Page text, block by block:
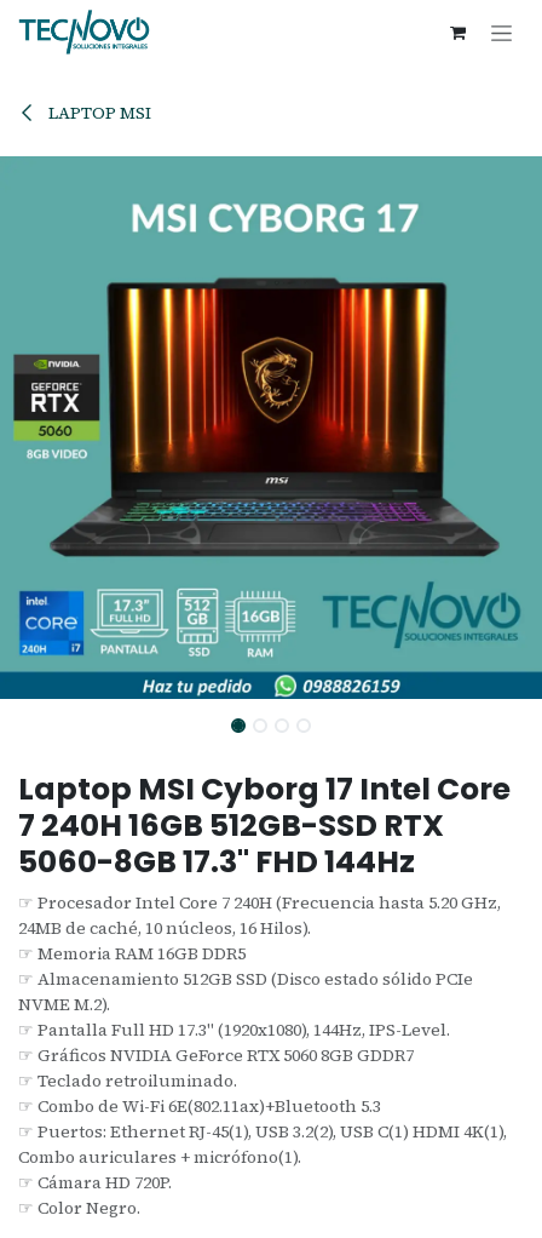
Ir al contenido
LAPTOP MSI
Laptop MSI Cyborg 17 Intel Core
7 240H 16GB 512GB-SSD RTX
5060-8GB 17.3" FHD 144Hz
☞ Procesador Intel Core 7 240H (Frecuencia hasta 5.20 GHz,
24MB de caché, 10 núcleos, 16 Hilos).
☞ Memoria RAM 16GB DDR5
☞ Almacenamiento 512GB SSD (Disco estado sólido PCIe
NVME M.2).
☞ Pantalla Full HD 17.3" (1920x1080), 144Hz, IPS-Level.
☞ Gráficos NVIDIA GeForce RTX 5060 8GB GDDR7
☞ Teclado retroiluminado.
☞ Combo de Wi-Fi 6E(802.11ax)+Bluetooth 5.3
☞ Puertos: Ethernet RJ-45(1), USB 3.2(2), USB C(1) HDMI 4K(1),
Combo auriculares + micrófono(1).
☞ Cámara HD 720P.
☞ Color Negro.